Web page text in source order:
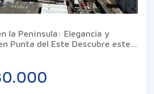
la Península: Elegancia y
del Este Descubre este
de 3 dormitorios y 2
se encuentra con la
recibido